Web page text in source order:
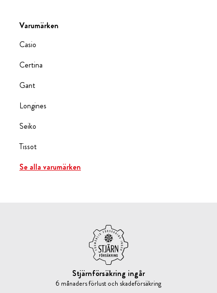
Varumärken
Casio
Certina
Gant
Longines
Seiko
Tissot
Se alla varumärken
Stjärnförsäkring ingår
6 månaders förlust och skadeförsäkring